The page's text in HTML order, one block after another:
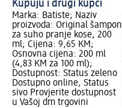
Kupuju i drugi kupci
Marka: Batiste; Naziv
proizvoda: Original šampon
za suho pranje kose, 200
ml; Cijena: 9,65 KM;
Osnovna cijena: 200 ml
(4,83 KM za 100 ml);
Dostupnost: Status zeleno
Dostupno online, Status
sivo Provjerite dostupnost
u Vašoj dm trgovini